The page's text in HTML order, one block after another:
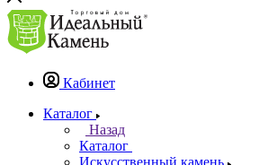
Кабинет
Каталог
Назад
Каталог
Искусственный камень